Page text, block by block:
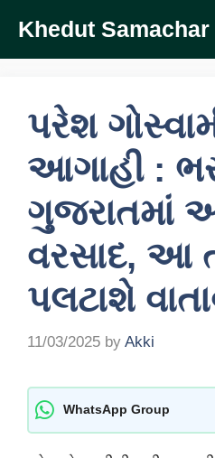
content
Khedut Samachar
પરેશ
આગાહી :
ગુજરાતમાં
વરસાદ, આ
પલટાશે
11/03/2025 by Akki
WhatsApp Group